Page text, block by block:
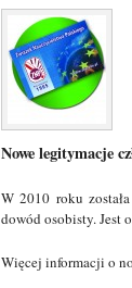
Nowe legitymacje
W 2010 roku
dowód osobisty. Jest
Więcej informacji o